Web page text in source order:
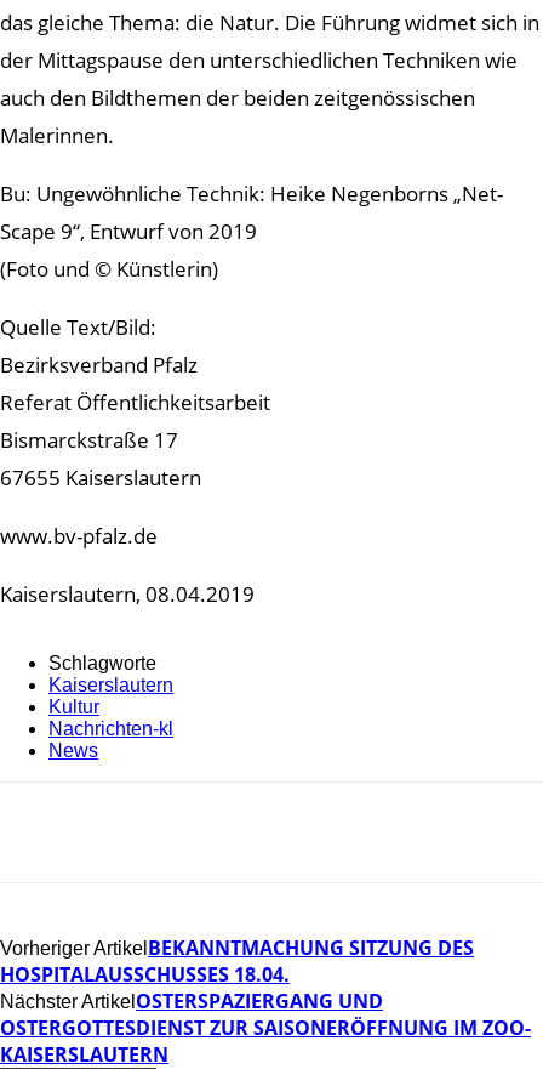
das gleiche Thema: die Natur. Die Führung widmet sich in
der Mittagspause den unterschiedlichen Techniken wie
auch den Bildthemen der beiden zeitgenössischen
Malerinnen.
Bu: Ungewöhnliche Technik: Heike Negenborns „Net-
Scape 9“, Entwurf von 2019
(Foto und © Künstlerin)
Quelle Text/Bild:
Bezirksverband Pfalz
Referat Öffentlichkeitsarbeit
Bismarckstraße 17
67655 Kaiserslautern
www.bv-pfalz.de
Kaiserslautern, 08.04.2019
Schlagworte
Kaiserslautern
Kultur
Nachrichten-kl
News
Vorheriger Artikel BEKANNTMACHUNG SITZUNG DES
HOSPITALAUSSCHUSSES 18.04.
Nächster Artikel OSTERSPAZIERGANG UND
OSTERGOTTESDIENST ZUR SAISONERÖFFNUNG IM ZOO-
KAISERSLAUTERN